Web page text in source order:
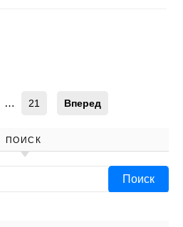
… 21 Вперед
ПОИСК